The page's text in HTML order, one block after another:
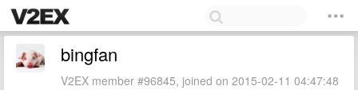
bingfan
V2EX member #96845, joined on 2015-02-11 04:47:48